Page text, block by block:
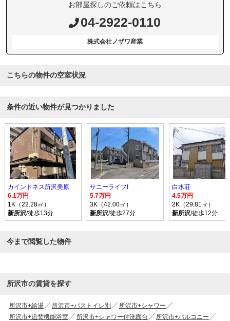
お部屋探しのご依頼はこちら
04-2922-0110
株式会社ノザワ産業
こちらの物件の空室状況
条件の近い物件が見つかりました
カインドネス所沢美原
6.1万円
1K（22.28㎡）
新所沢/徒歩13分
サニーライフI
5.7万円
3K（42.00㎡）
新所沢/徒歩27分
白水荘
4.5万円
2K（29.81㎡）
新所沢/徒歩12分
今まで閲覧した物件
所沢市の賃貸を探す
所沢市+給湯 所沢市+バストイレ別
所沢市+シャワー
所沢市+追焚機能浴室
所沢市+シャワー付洗面台
所沢市+バルコニー